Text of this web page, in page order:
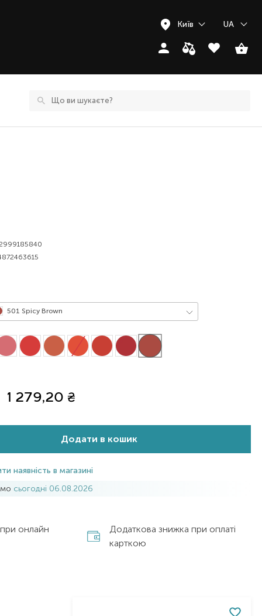
Київ UA
501 Spicy Brown
1 279,20 ₴
Додати в кошик
наявність в магазині
сьогодні 06.08.2026
онлайн
Додаткова знижка при оплаті
карткою